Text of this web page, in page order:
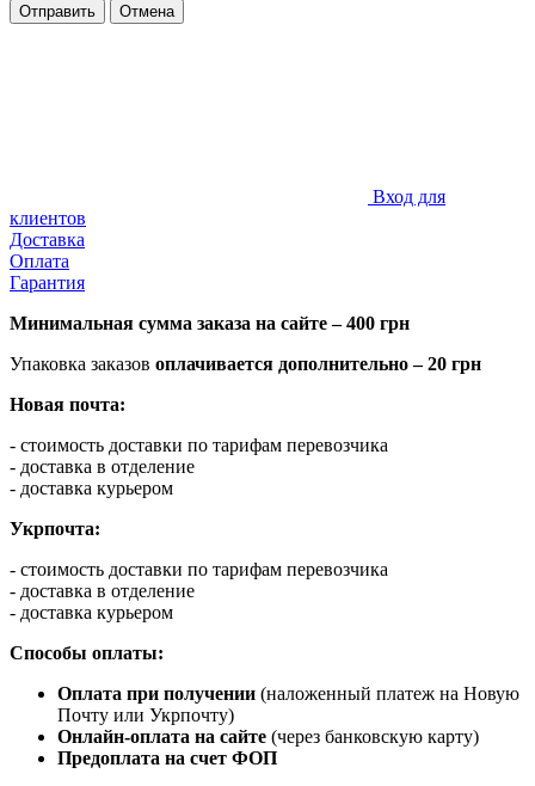
Отправить Отмена
Вход для
клиентов
Доставка
Оплата
Гарантия
Минимальная сумма заказа на сайте – 400 грн
Упаковка заказов оплачивается дополнительно – 20 грн
Новая почта:
- стоимость доставки по тарифам перевозчика
- доставка в отделение
- доставка курьером
Укрпочта:
- стоимость доставки по тарифам перевозчика
- доставка в отделение
- доставка курьером
Способы оплаты:
Оплата при получении (наложенный платеж на Новую
Почту или Укрпочту)
Онлайн-оплата на сайте (через банковскую карту)
Предоплата на счет ФОП